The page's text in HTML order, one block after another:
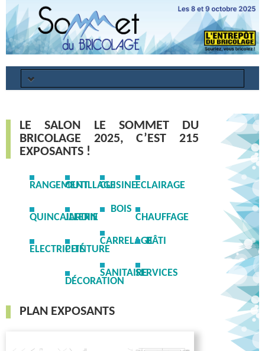
PROGRAMME
INFORMATIONS PRATIQUES
INFORMATIONS LOGISTIQUE
GALERIE PHOTOS
INSCRIPTION
Annuler
Mot de passe oublié ?
LE SALON LE SOMMET DU
BRICOLAGE 2025, C’EST 215
EXPOSANTS !
RANGEMENT
QUINCAILLERIE
ELECTRICITÉ
OUTILLAGE
JARDIN
PEINTURE
DÉCORATION
CUISINE
BOIS
CARRELAGE
SANITAIRE
ECLAIRAGE
CHAUFFAGE
BÂTI
SERVICES
PLAN EXPOSANTS